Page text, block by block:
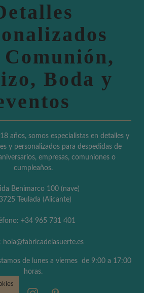
Boda y
años, somos especialistas en detalles y
y personalizados para despedidas de
empresas, comuniones o
cumpleaños.
Benimarco 100 (nave)
Teulada (Alicante)
+34 965 731 401
hola@fabricadelasuerte.es
de lunes a viernes de 9:00 a 17:00
horas.